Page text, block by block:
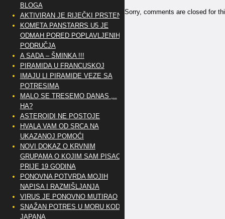
Sorry, comments are closed for
BLOGA
AKTIVIRAN JE RIJEČKI PRSTEN
KOMETA PANSTARRS U5 JE
ODMAH PORED POPLAVLJENIH
PODRUČJA
A SADA – ŠMINKA !!!
PIRAMIDA U FRANCUSKOJ
IMAJU LI PIRAMIDE VEZE SA
POTRESIMA
MALO SE TRESEMO DANAS ,..
HA?
ASTEROIDI NE POSTOJE
HVALA VAM OD SRCA NA
UKAZANOJ POMOĆI
NOVI DOKAZ O KRVNIM
GRUPAMA O KOJIM SAM PISAO
PRIJE 19 GODINA
PONOVNA POTVRDA MOJIH
NAPISA I RAZMIŠLJANJA
VIRUS JE PONOVNO MUTIRAO
SNAŽAN POTRES U MORU KOD
JAPANA